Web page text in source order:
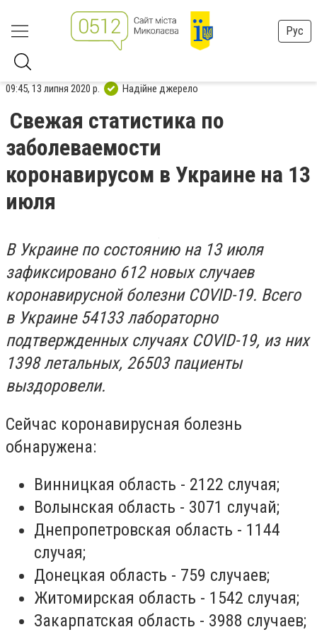
Рус
09:45, 13 липня 2020 р. Надійне джерело
Свежая статистика по
заболеваемости
коронавирусом в Украине на 13
июля
В Украине по состоянию на 13 июля
зафиксировано 612 новых случаев
коронавирусной болезни COVID-19. Всего
в Украине 54133 лабораторно
подтвержденных случаях COVID-19, из них
1398 летальных, 26503 пациенты
выздоровели.
Сейчас коронавирусная болезнь
обнаружена:
Винницкая область - 2122 случая;
Волынская область - 3071 случай;
Днепропетровская область - 1144
случая;
Донецкая область - 759 случаев;
Житомирская область - 1542 случая;
Закарпатская область - 3988 случаев;